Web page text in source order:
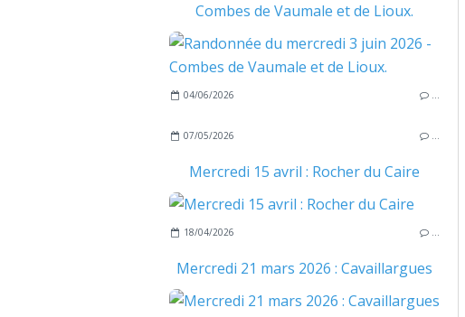
Combes de Vaumale et de Lioux.
04/06/2026 …
07/05/2026 …
Mercredi 15 avril : Rocher du Caire
18/04/2026 …
Mercredi 21 mars 2026 : Cavaillargues